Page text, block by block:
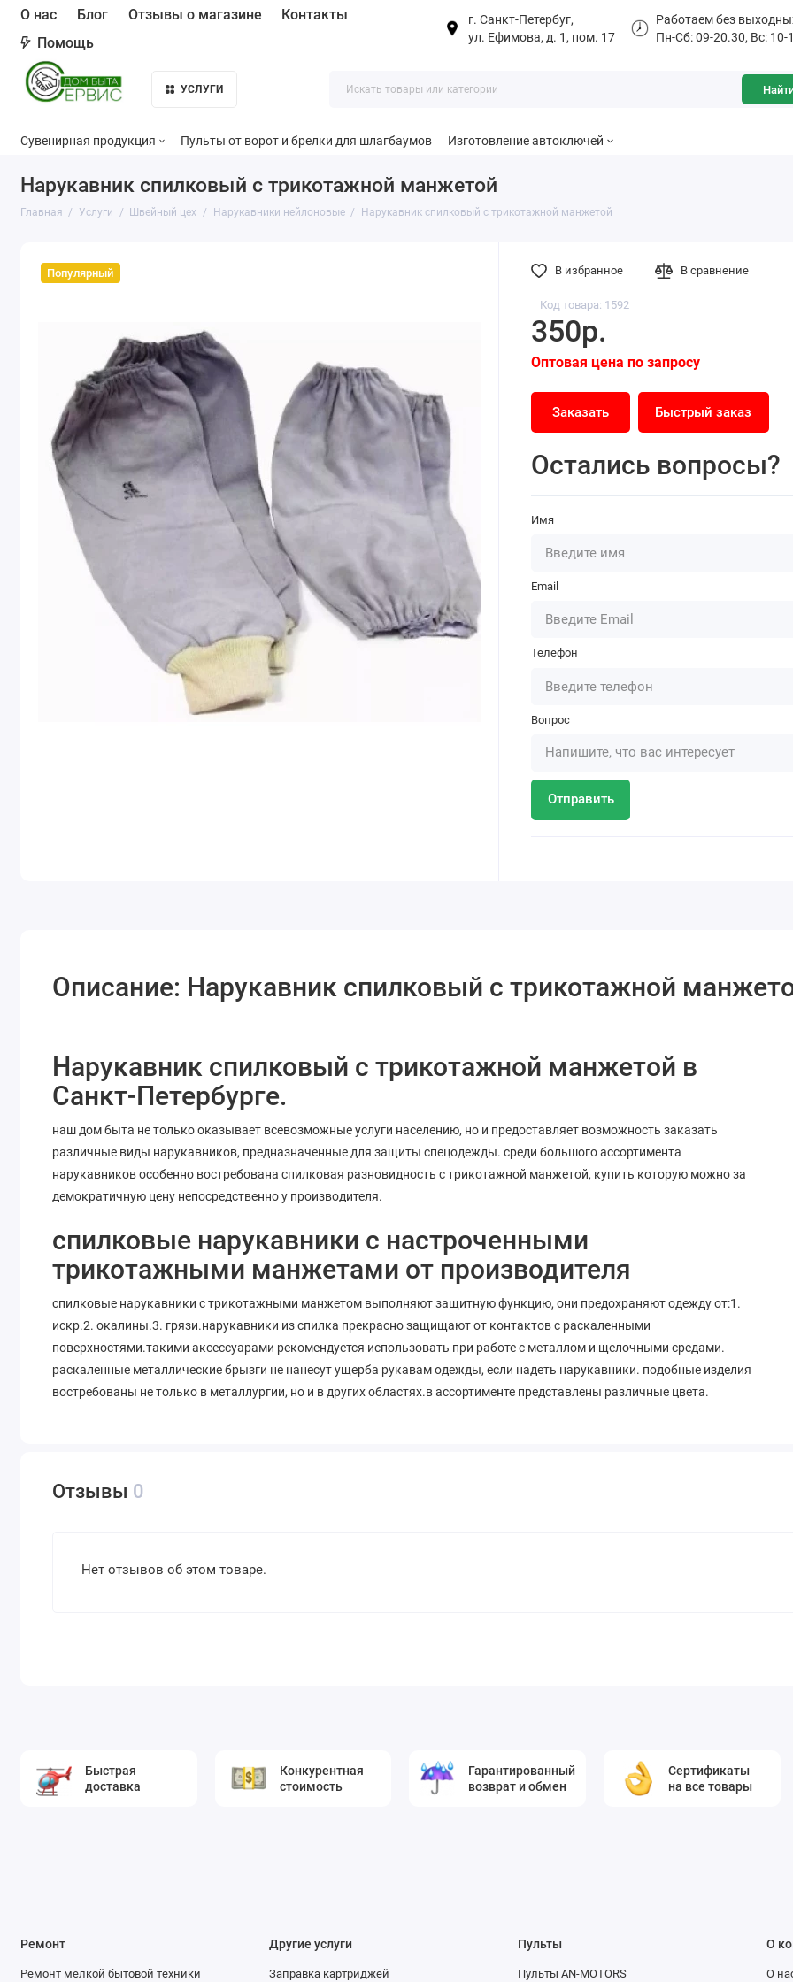
О нас Блог Отзывы о магазине
Контакты
Помощь
г. Санкт-Петербуг,
ул. Ефимова, д. 1, пом. 17
Работаем без
Пн-Сб: 09-20.30, Вс: 10-
УСЛУГИ
Сувенирная продукция Пульты от ворот и брелки для шлагбаумов Изготовление автоключей
Нарукавник спилковый с трикотажной манжетой
Главная Услуги Швейный цех Нарукавники нейлоновые Нарукавник спилковый с трикотажной манжетой
Популярный
Код товара: 1592
350р.
Оптовая цена по запросу
Заказать Быстрый заказ
Остались вопросы?
Имя
Email
Телефон
Вопрос
Отправить
В избранное В сравнение
Описание: Нарукавник спилковый с трикотажной
Нарукавник спилковый с трикотажной манжетой в
Санкт-Петербурге.
наш дом быта не только оказывает всевозможные услуги населению, но и предоставляет возможность заказать
различные виды нарукавников, предназначенные для защиты спецодежды. среди большого ассортимента
нарукавников особенно востребована спилковая разновидность с трикотажной манжетой, купить которую можно за
демократичную цену непосредственно у производителя.
спилковые нарукавники с настроченными
трикотажными манжетами от производителя
спилковые нарукавники с трикотажными манжетом выполняют защитную функцию, они предохраняют одежду от:1.
искр.2. окалины.3. грязи.нарукавники из спилка прекрасно защищают от контактов с раскаленными
поверхностями.такими аксессуарами рекомендуется использовать при работе с металлом и щелочными средами.
раскаленные металлические брызги не нанесут ущерба рукавам одежды, если надеть нарукавники. подобные изделия
востребованы не только в металлургии, но и в других областях.в ассортименте представлены различные цвета.
Отзывы 0
Нет отзывов об этом товаре.
Быстрая
доставка
Конкурентная
стоимость
Гарантированный
возврат и обмен
Сертификаты
на все товары
Ремонт
Ремонт мелкой бытовой техники
Другие услуги
Заправка картриджей
Пульты
Пульты AN-MOTORS
О
О